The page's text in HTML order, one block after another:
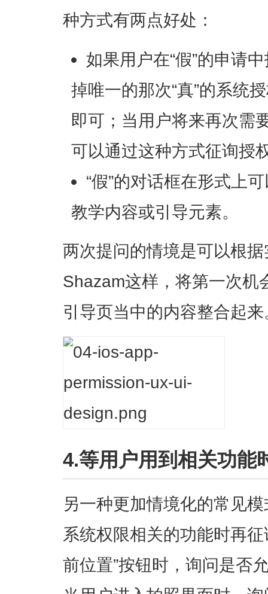
种方式有两点好处：
如果用户在“假”的申请
掉唯一的那次“真”的系统
即可；当用户将来再次需
可以通过这种方式征询授
“假”的对话框在形式上
教学内容或引导元素。
两次提问的情境是可以根
Shazam这样，将第一次机
引导页当中的内容整合起来
4.等用户用到相关功能
另一种更加情境化的常见
系统权限相关的功能时再
前位置”按钮时，询问是否